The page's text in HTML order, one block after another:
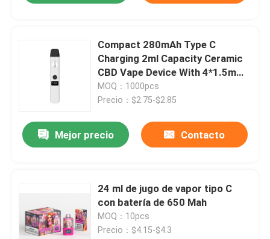
Compact 280mAh Type C
Charging 2ml Capacity Ceramic
CBD Vape Device With 4*1.5mm
Aperture
MOQ：1000pcs
Precio：$2.75-$2.85
Mejor precio Contacto
24 ml de jugo de vapor tipo C
con batería de 650 Mah
MOQ：10pcs
Precio：$4.15-$4.3